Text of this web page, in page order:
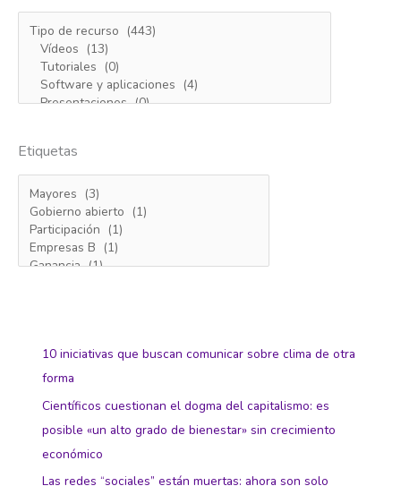
shared:
report
Etiquetas
10 iniciativas que buscan comunicar sobre clima de otra
forma
Científicos cuestionan el dogma del capitalismo: es
posible «un alto grado de bienestar» sin crecimiento
económico
Las redes “sociales” están muertas: ahora son solo